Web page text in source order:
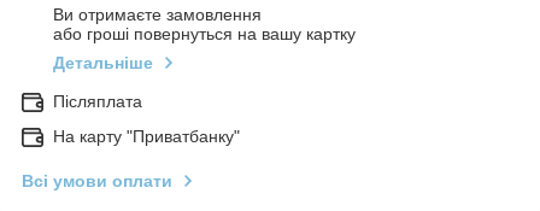
Ви отримаєте замовлення
або гроші повернуться на вашу картку
Детальніше
Післяплата
На карту "Приватбанку"
Всі умови оплати